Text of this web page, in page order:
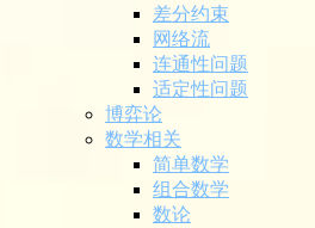
差分约束
网络流
连通性问题
适定性问题
博弈论
数学相关
简单数学
组合数学
数论